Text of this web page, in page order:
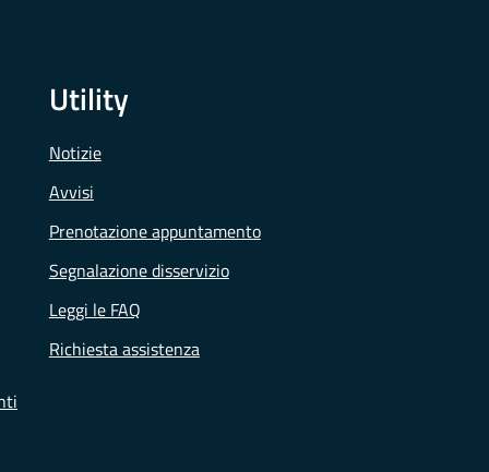
Utility
Notizie
Avvisi
Prenotazione appuntamento
Segnalazione disservizio
Leggi le FAQ
Richiesta assistenza